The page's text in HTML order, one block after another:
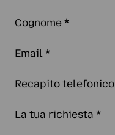
Cognome *
Email *
Recapito telefonico
La tua richiesta *